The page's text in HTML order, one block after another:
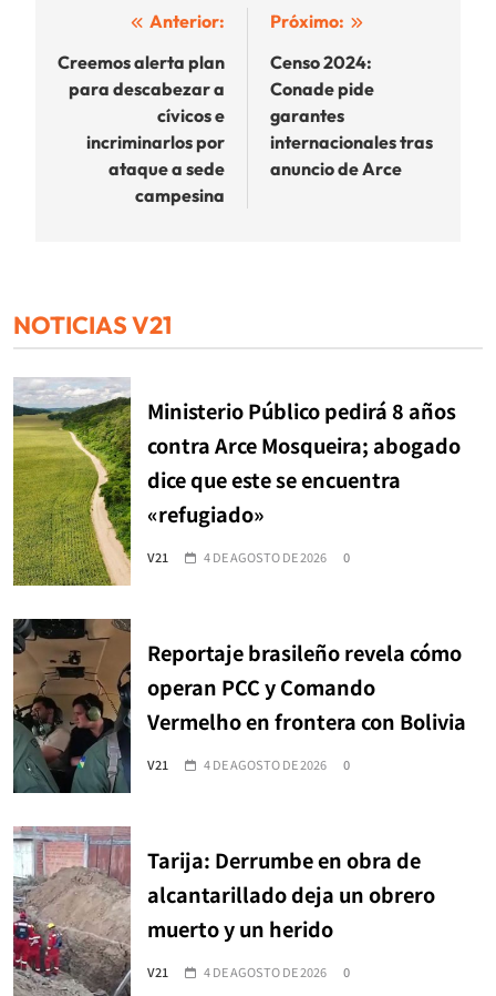
Navegación
de
entradas
Anterior:
Creemos alerta plan
para descabezar a
cívicos e
incriminarlos por
ataque a sede
campesina
Próximo:
Censo 2024:
Conade pide
garantes
internacionales tras
anuncio de Arce
NOTICIAS V21
Ministerio Público pedirá 8 años
contra Arce Mosqueira; abogado
dice que este se encuentra
«refugiado»
V21 4 DE AGOSTO DE 2026 0
Reportaje brasileño revela cómo
operan PCC y Comando
Vermelho en frontera con Bolivia
V21 4 DE AGOSTO DE 2026 0
Tarija: Derrumbe en obra de
alcantarillado deja un obrero
muerto y un herido
V21 4 DE AGOSTO DE 2026 0